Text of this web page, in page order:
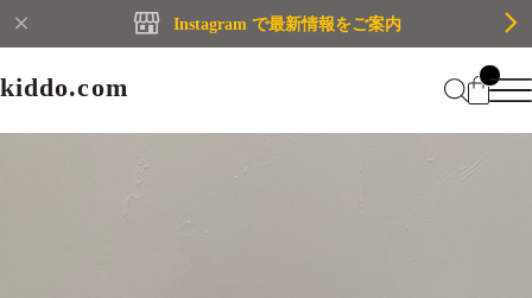
Instagram で最新情報をご案内
kiddo.com
kiddo.com